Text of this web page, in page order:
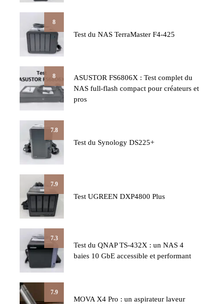
8
Test du NAS TerraMaster F4-425
8
ASUSTOR FS6806X : Test complet du
NAS full-flash compact pour créateurs et
pros
7.8
Test du Synology DS225+
7.9
Test UGREEN DXP4800 Plus
7.3
Test du QNAP TS-432X : un NAS 4
baies 10 GbE accessible et performant
7.9
MOVA X4 Pro : un aspirateur laveur